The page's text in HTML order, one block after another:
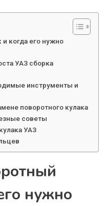
когда его нужно
УАЗ сборка
инструменты и
поворотного кулака
советы
УАЗ
нужно